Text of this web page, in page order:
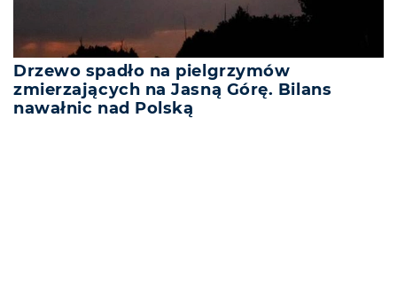
Drzewo spadło na pielgrzymów
zmierzających na Jasną Górę. Bilans
nawałnic nad Polską